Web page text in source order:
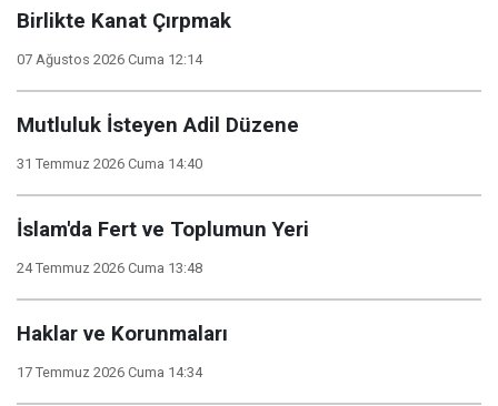
Birlikte Kanat Çırpmak
07 Ağustos 2026 Cuma 12:14
Mutluluk İsteyen Adil Düzene
31 Temmuz 2026 Cuma 14:40
İslam'da Fert ve Toplumun Yeri
24 Temmuz 2026 Cuma 13:48
Haklar ve Korunmaları
17 Temmuz 2026 Cuma 14:34